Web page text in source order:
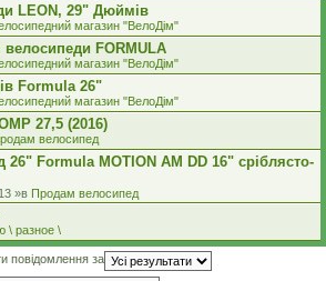
LEON, 29" Дюймів
магазин "ВелоДім"
велосипеди FORMULA
магазин "ВелоДім"
Formula 26"
магазин "ВелоДім"
27,5 (2016)
велосипед
26" Formula MOTION AM DD 16" сріблясто-
»в Продам велосипед
\ разное \
повідомлення за